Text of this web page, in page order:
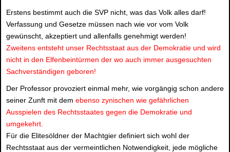
Erstens bestimmt auch die SVP nicht, was das Volk alles darf!
Verfassung und Gesetze müssen nach wie vor vom Volk
gewünscht, akzeptiert und allenfalls genehmigt werden!
Zweitens entsteht unser Rechtsstaat aus der Demokratie und wird
nicht in den Elfenbeintürmen der wo auch immer ausgesuchten
Sachverständigen geboren!
Der Professor provoziert einmal mehr, wie vorgängig schon andere
seiner Zunft mit dem ebenso zynischen wie gefährlichen
Ausspielen des Rechtsstaates gegen die Demokratie und
umgekehrt.
Für die Elitesöldner der Machtgier definiert sich wohl der
Rechtsstaat aus der vermeintlichen Notwendigkeit, jede mögliche